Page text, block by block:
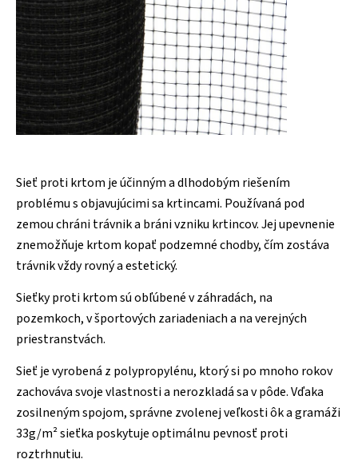
Sieť proti krtom je účinným a dlhodobým riešením
problému s objavujúcimi sa krtincami. Používaná pod
zemou chráni trávnik a bráni vzniku krtincov. Jej upevnenie
znemožňuje krtom kopať podzemné chodby, čím zostáva
trávnik vždy rovný a estetický.
Sieťky proti krtom sú obľúbené v záhradách, na
pozemkoch, v športových zariadeniach a na verejných
priestranstvách.
Sieť je vyrobená z polypropylénu, ktorý si po mnoho rokov
zachováva svoje vlastnosti a nerozkladá sa v pôde. Vďaka
zosilneným spojom, správne zvolenej veľkosti ôk a gramáži
33g/m² sieťka poskytuje optimálnu pevnosť proti
roztrhnutiu.